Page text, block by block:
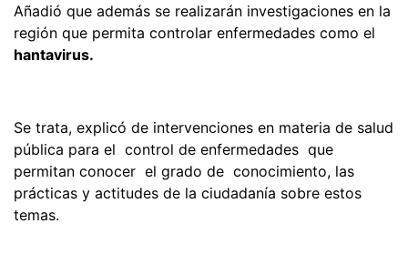
Añadió que además se realizarán investigaciones en la
región que permita controlar enfermedades como el
hantavirus.
Se trata, explicó de intervenciones en materia de salud
pública para el control de enfermedades que
permitan conocer el grado de conocimiento, las
prácticas y actitudes de la ciudadanía sobre estos
temas.